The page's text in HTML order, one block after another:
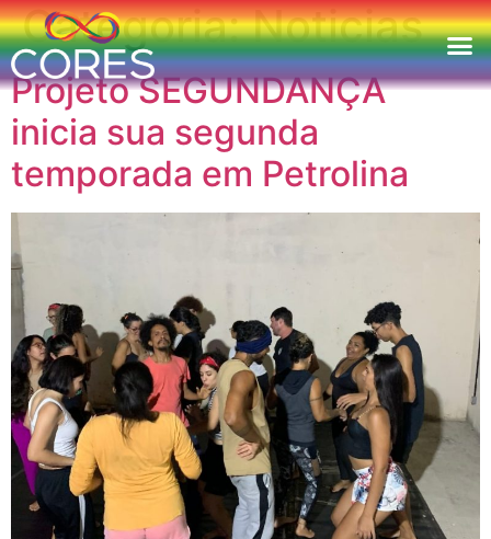
Categoria:Noticias
Projeto SEGUNDANÇA
inicia sua segunda
temporada em Petrolina